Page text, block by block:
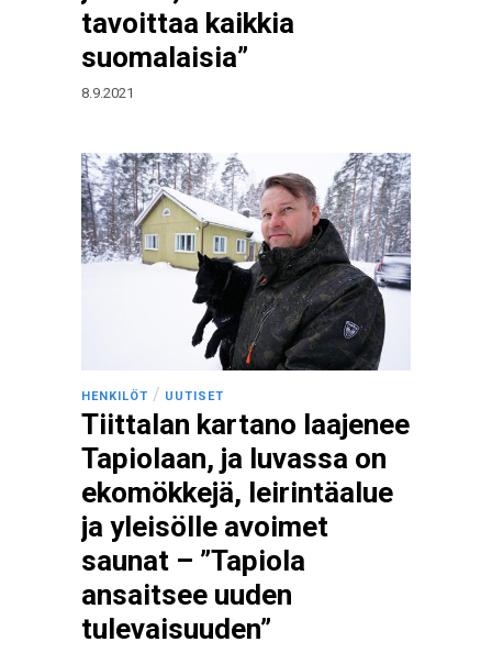
tavoittaa kaikkia
suomalaisia”
8.9.2021
HENKILÖT / UUTISET
Tiittalan kartano laajenee
Tapiolaan, ja luvassa on
ekomökkejä, leirintäalue
ja yleisölle avoimet
saunat – ”Tapiola
ansaitsee uuden
tulevaisuuden”